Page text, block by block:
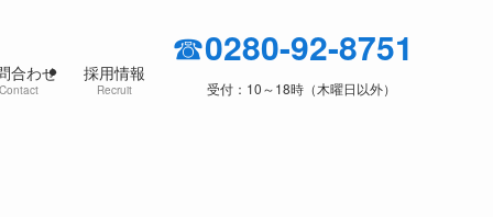
合わせ
Contact
採用情報
Recruit
☎0280-92-8751
受付：10～18時（木曜日以外）